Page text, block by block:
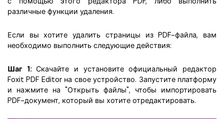
различные функции удаления.
Если вы хотите удалить страницы из PDF-файла, вам
необходимо выполнить следующие действия:
Шаг 1:Скачайте и установите официальный редактор
Foxit PDF Editor на свое устройство. Запустите платформу
и нажмите на "Открыть файлы", чтобы импортировать
PDF-документ, который вы хотите отредактировать.